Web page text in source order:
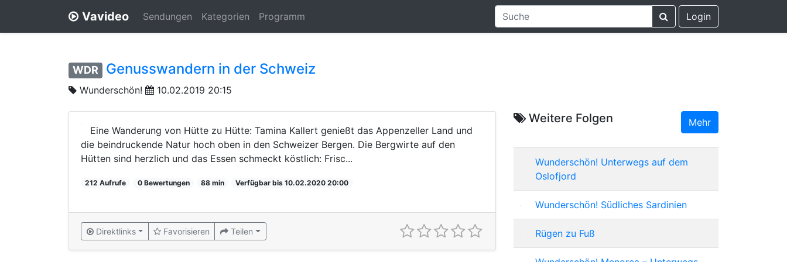
Vavideo Sendungen Kategorien Programm Login
WDR Genusswandern in der Schweiz
Wunderschön! 10.02.2019 20:15
Eine Wanderung von Hütte zu Hütte: Tamina Kallert genießt das Appenzeller Land und
die beindruckende Natur hoch oben in den Schweizer Bergen. Die Bergwirte auf den
Hütten sind herzlich und das Essen schmeckt köstlich: Frisc...
212 Aufrufe 0 Bewertungen 88 min Verfügbar bis 10.02.2020 20:00
Direktlinks Favorisieren Teilen
Weitere Folgen Mehr
Wunderschön! Unterwegs auf dem
Oslofjord
Wunderschön! Südliches Sardinien
Rügen zu Fuß